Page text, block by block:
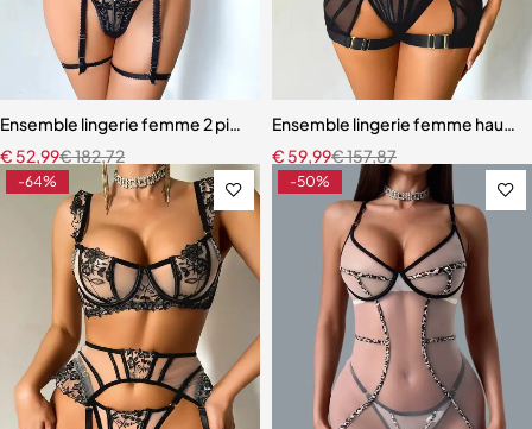
Ensemble lingerie femme 2 pièces – Dentelle à cils et broderie
€182,72
€ 52,99
Ensemble lingerie femme haut
€157,87
€ 59,99
-64% -50%